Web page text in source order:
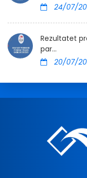
24/07/
Rezultatet
par...
20/07/